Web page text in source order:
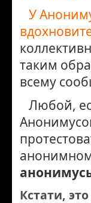
У
таким
всему
Любой,
Кстати,